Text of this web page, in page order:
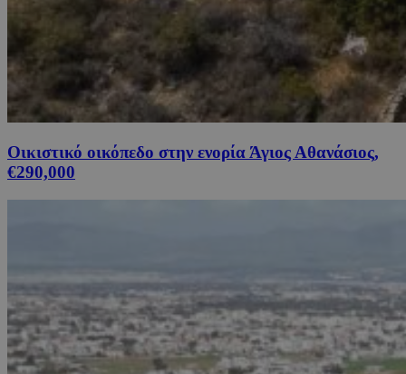
Οικιστικό οικόπεδο στην ενορία Άγιος Αθανάσιος,
€290,000